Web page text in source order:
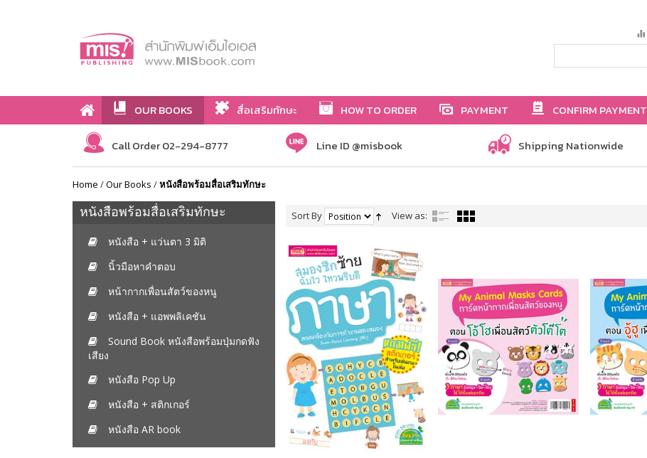
OUR BOOKS สื่อเสริมทักษะ HOW TO ORDER PAYMENT CONFIRM PAYMENT
Call Order 02-294-8777 Line ID @misbook Shipping Nationwide
Home /Our Books /หนังสือพร้อมสื่อเสริมทักษะ
หนังสือพร้อมสื่อเสริมทักษะ
หนังสือ + แว่นตา 3 มิติ
นิ้วมือหาคำตอบ
หน้ากากเพื่อนสัตว์ของหนู
หนังสือ + แอพพลิเคชัน
Sound Book หนังสือพร้อมปุ่มกดฟัง
เสียง
หนังสือ Pop Up
หนังสือ + สติกเกอร์
หนังสือ AR book
Sort By View as: